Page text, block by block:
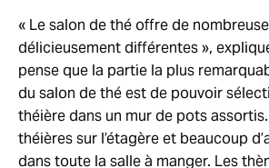
« Le salon de thé offre de
délicieusement différentes »,
pense que la partie la plus
du salon de thé est de pouvoir
théière dans un mur de pots
théières sur l’étagère et beaucoup
dans toute la salle à manger. Les